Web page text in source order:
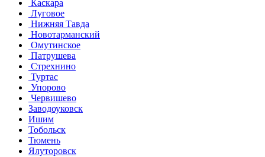
Каскара
Луговое
Нижняя Тавда
Новотарманский
Омутинское
Патрушева
Стрехнино
Туртас
Упорово
Червишево
Заводоуковск
Ишим
Тобольск
Тюмень
Ялуторовск